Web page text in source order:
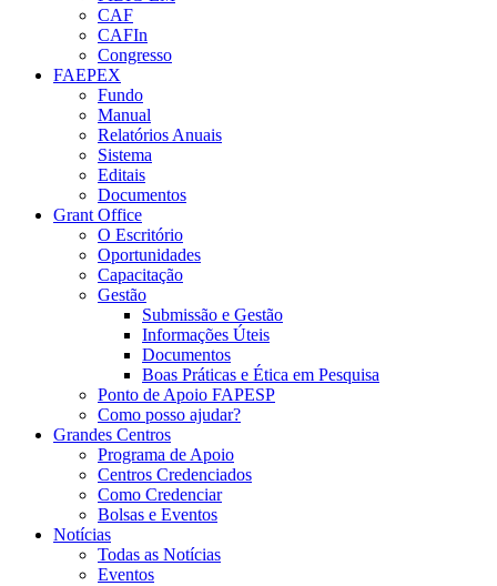
CAF
CAFIn
Congresso
FAEPEX
Fundo
Manual
Relatórios Anuais
Sistema
Editais
Documentos
Grant Office
O Escritório
Oportunidades
Capacitação
Gestão
Submissão e Gestão
Informações Úteis
Documentos
Boas Práticas e Ética em Pesquisa
Ponto de Apoio FAPESP
Como posso ajudar?
Grandes Centros
Programa de Apoio
Centros Credenciados
Como Credenciar
Bolsas e Eventos
Notícias
Todas as Notícias
Eventos